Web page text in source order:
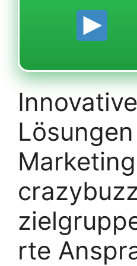
Innovative
rte